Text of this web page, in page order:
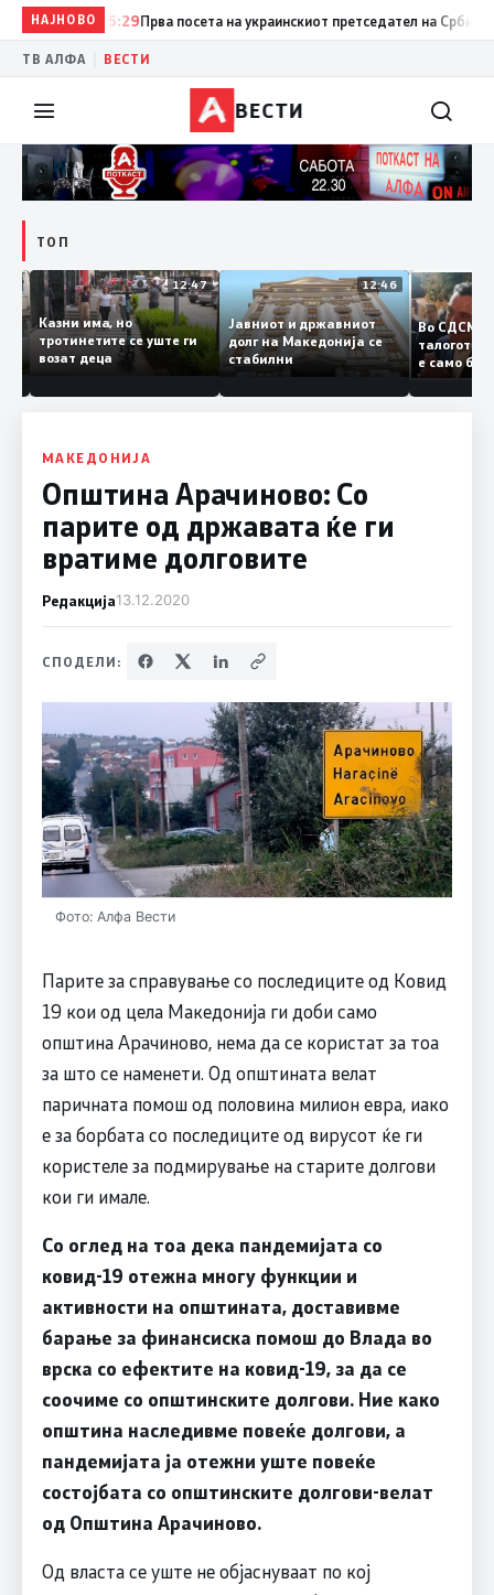
НАЈНОВО
15:29 Прва посета на украинскиот претседател на Србија:
ТВ АЛФА ВЕСТИ
ВЕСТИ
ТОП
12:50
и
12:47
Казни има, но
тротинетите се уште ги
возат деца
12:46
Јавниот и државниот
долг на Македонија се
стабилни
Во
е само
копија
Заев
МАКЕДОНИЈА
Општина Арачиново: Со
парите од државата ќе ги
вратиме долговите
Редакција13.12.2020
СПОДЕЛИ:
Фото: Алфа Вести
Парите за справување со последиците од Ковид
19 кои од цела Македонија ги доби само
општина Арачиново, нема да се користат за тоа
за што се наменети. Од општината велат
паричната помош од половина милион евра, иако
е за борбата со последиците од вирусот ќе ги
користеле за подмирување на старите долгови
кои ги имале.
Со оглед на тоа дека пандемијата со
ковид-19 отежна многу функции и
активности на општината, доставивме
барање за финансиска помош до Влада во
врска со ефектите на ковид-19, за да се
соочиме со општинските долгови. Ние како
општина наследивме повеќе долгови, а
пандемијата ја отежни уште повеќе
состојбата со општинските долгови-велат
од Општина Арачиново.
Од власта се уште не објаснуваат по кој